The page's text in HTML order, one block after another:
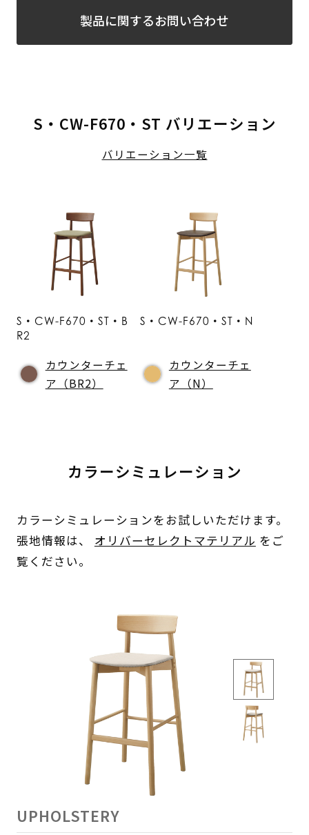
製品に関するお問い合わせ
S・CW-F670・ST バリエーション
バリエーション一覧
S・CW-F670・ST・B
R2
カウンターチェ
ア（BR2）
S・CW-F670・ST・N
カウンターチェ
ア（N）
カラーシミュレーション
カラーシミュレーションをお試しいただけます。
張地情報は、 オリバーセレクトマテリアル をご
覧ください。
UPHOLSTERY